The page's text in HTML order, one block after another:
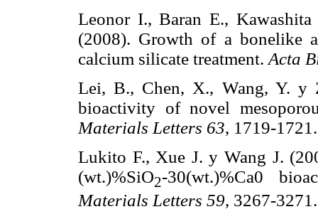
Leonor I., Baran E.,
(2008). Growth of a bonelike
calcium silicate treatment. Acta
Lei, B., Chen, X., Wang, Y. y
bioactivity of novel
Materials Letters 63, 1719-
Lukito F., Xue J. y Wang J.
(wt.)%SiO2-30(wt.)%Ca0
Materials Letters 59, 3267-